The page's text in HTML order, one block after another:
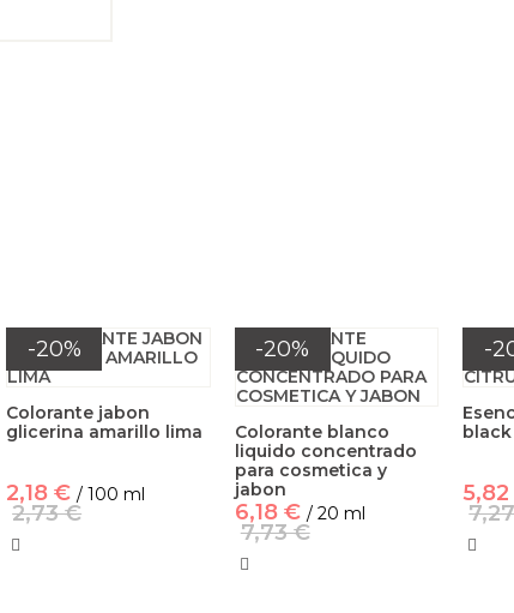
-20%
Colorante jabon
glicerina amarillo lima
2,18 € / 100 ml
2,73 €
-20%
Colorante blanco
liquido concentrado
para cosmetica y
jabon
6,18 € / 20 ml
7,73 €
-